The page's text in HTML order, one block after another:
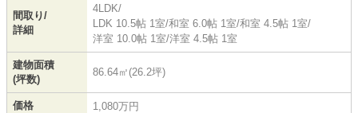
間取り/
詳細
4LDK/
LDK 10.5帖 1室/和室 6.0帖 1室/和室 4.5帖 1室/
洋室 10.0帖 1室/洋室 4.5帖 1室
建物面積
(坪数)
86.64㎡(26.2坪)
価格 1,080万円